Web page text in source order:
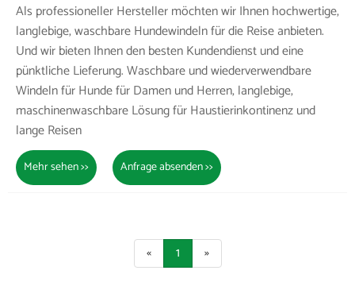
Als professioneller Hersteller möchten wir Ihnen hochwertige,
langlebige, waschbare Hundewindeln für die Reise anbieten.
Und wir bieten Ihnen den besten Kundendienst und eine
pünktliche Lieferung. Waschbare und wiederverwendbare
Windeln für Hunde für Damen und Herren, langlebige,
maschinenwaschbare Lösung für Haustierinkontinenz und
lange Reisen
Mehr sehen >> Anfrage absenden >>
« 1 »